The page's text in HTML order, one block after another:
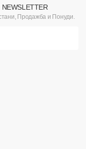
Продажба и Понуди.